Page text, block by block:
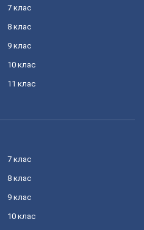
7 клас
8 клас
9 клас
10 клас
11 клас
7 клас
8 клас
9 клас
10 клас